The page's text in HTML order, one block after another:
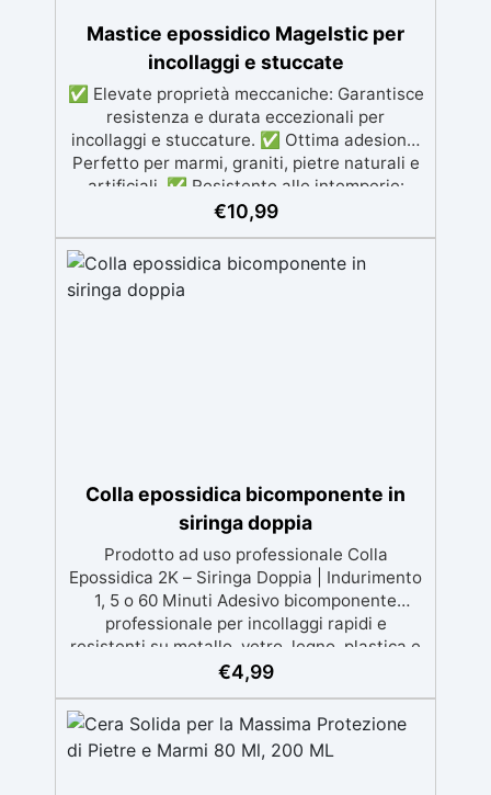
Mastice epossidico Magelstic per
incollaggi e stuccate
✅ Elevate proprietà meccaniche: Garantisce
resistenza e durata eccezionali per
incollaggi e stuccature. ✅ Ottima adesione:
Perfetto per marmi, graniti, pietre naturali e
artificiali. ✅ Resistente alle intemperie:
Inalterabile alle condizioni atmosferiche e
Ideale per applicazioni verticali, senza
rischio di colature. ✅ Facile da usare:
Miscelazione semplice con rapporto 100:50
€10,99
Colla epossidica bicomponente in
siringa doppia
Prodotto ad uso professionale Colla
Epossidica 2K – Siringa Doppia | Indurimento
1, 5 o 60 Minuti Adesivo bicomponente
professionale per incollaggi rapidi e
resistenti su metallo, vetro, legno, plastica e
ceramica. Disponibile in versione rapida (5
min). Applicazioni pratiche Perfetta per
riparazioni domestiche, modellismo,
artigianato, falegnameria e piccoli lavori
€4,99